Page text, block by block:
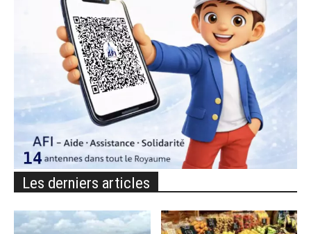
Les derniers articles